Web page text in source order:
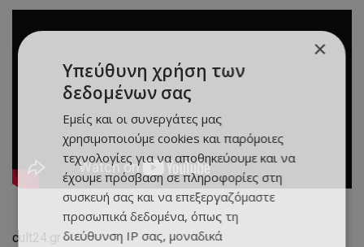
cult24.gr
×
Υπεύθυνη χρήση των
δεδομένων σας
Εμείς και οι συνεργάτες μας
χρησιμοποιούμε cookies και παρόμοιες
τεχνολογίες για να αποθηκεύουμε και να
έχουμε πρόσβαση σε πληροφορίες στη
συσκευή σας και να επεξεργαζόμαστε
προσωπικά δεδομένα, όπως τη
διεύθυνση IP σας, μοναδικά